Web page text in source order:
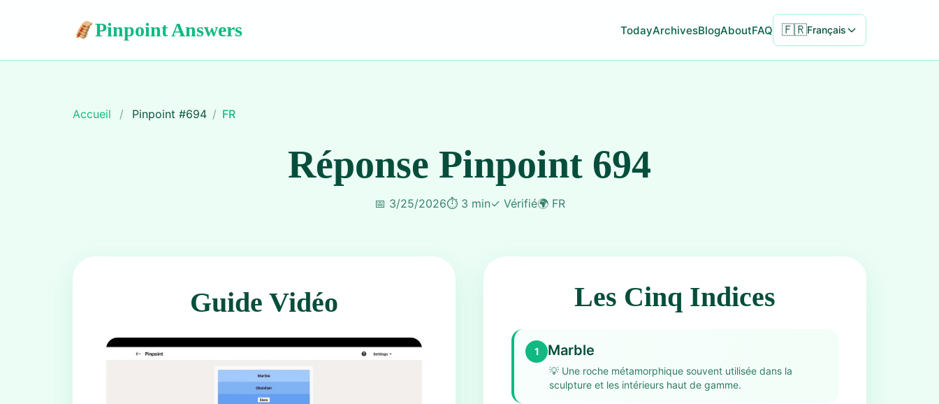
Pinpoint Answers TodayArchivesBlogAboutFAQ 🇫🇷Français
Accueil / Pinpoint #694 / FR
Réponse Pinpoint 694
📅 3/25/2026⏱️ 3 min✓ Vérifié🌍 FR
Guide Vidéo Les Cinq Indices
1 Marble
💡 Une roche métamorphique souvent utilisée dans la
sculpture et les intérieurs haut de gamme.